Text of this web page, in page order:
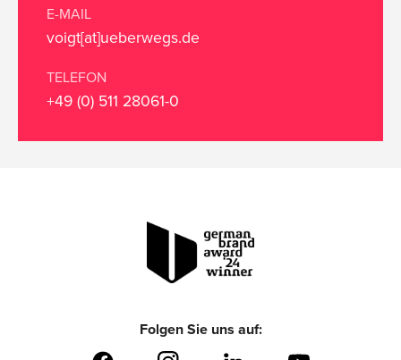
E-MAIL
voigt[at]ueberwegs.de
TELEFON
+49 (0) 511 28061-0
Folgen Sie uns auf: